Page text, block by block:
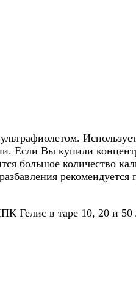
Если Вы купили
большое количество
Гелис в таре 10, 20 и 50